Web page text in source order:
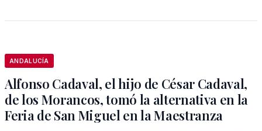
ANDALUCÍA
Alfonso Cadaval, el hijo de César Cadaval,
de los Morancos, tomó la alternativa en la
Feria de San Miguel en la Maestranza